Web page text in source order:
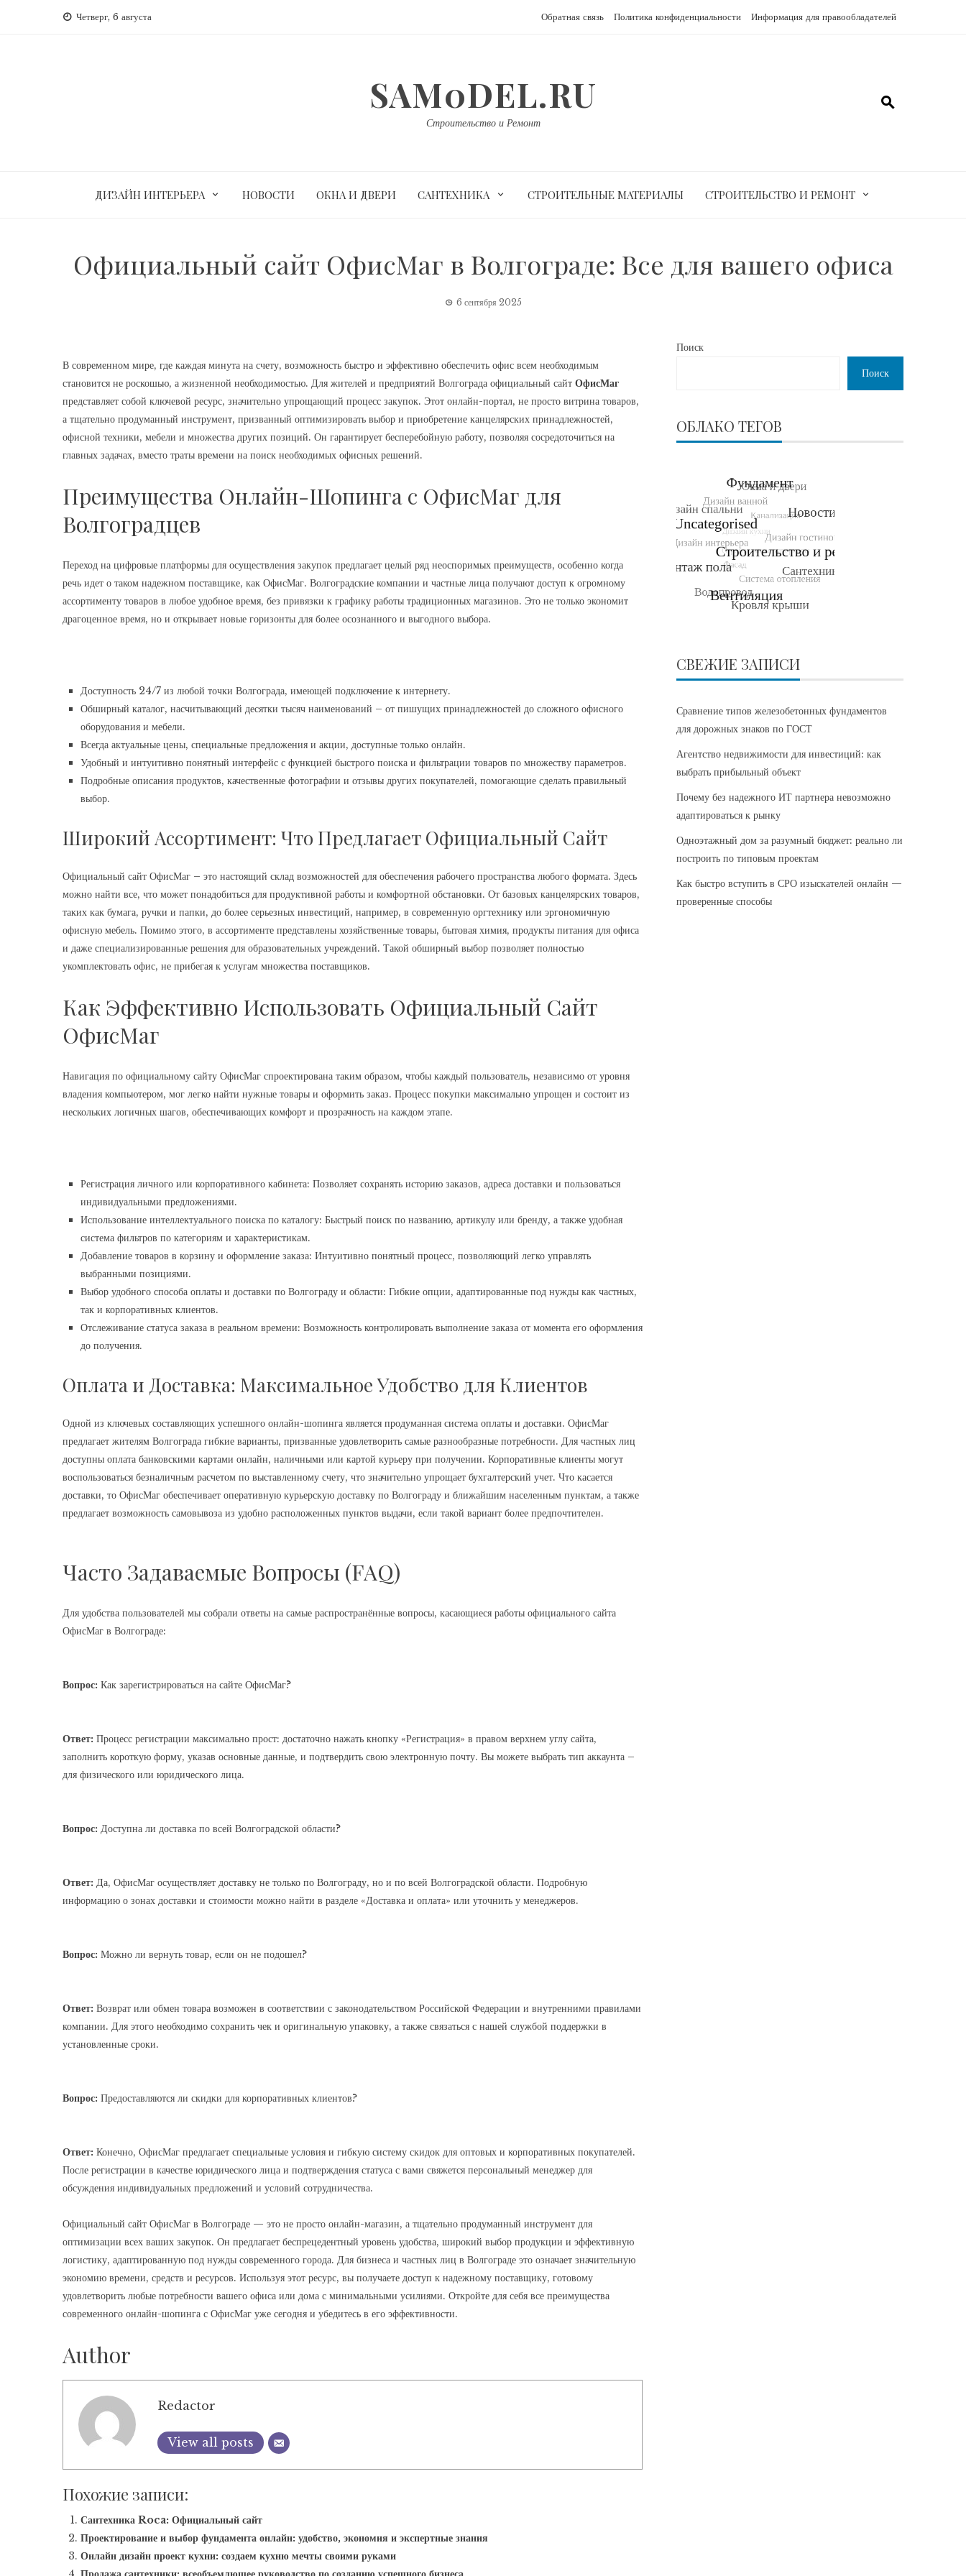
Четверг, 6 августа Обратная связь Политика конфиденциальности Информация для правообладателей
SAM0DEL.RU
Строительство и Ремонт
ДИЗАЙН ИНТЕРЬЕРА НОВОСТИ ОКНА И ДВЕРИ САНТЕХНИКА СТРОИТЕЛЬНЫЕ МАТЕРИАЛЫ СТРОИТЕЛЬСТВО И РЕМОНТ
Официальный сайт ОфисМаг в Волгограде: Все для вашего офиса
6 сентября 2025
В современном мире, где каждая минута на счету, возможность быстро и эффективно обеспечить офис всем необходимым
становится не роскошью, а жизненной необходимостью. Для жителей и предприятий Волгограда официальный сайт ОфисМаг
представляет собой ключевой ресурс, значительно упрощающий процесс закупок. Этот онлайн-портал, не просто витрина товаров,
а тщательно продуманный инструмент, призванный оптимизировать выбор и приобретение канцелярских принадлежностей,
офисной техники, мебели и множества других позиций. Он гарантирует бесперебойную работу, позволяя сосредоточиться на
главных задачах, вместо траты времени на поиск необходимых офисных решений.
Преимущества Онлайн-Шопинга с ОфисМаг для
Волгоградцев
Переход на цифровые платформы для осуществления закупок предлагает целый ряд неоспоримых преимуществ, особенно когда
речь идет о таком надежном поставщике, как ОфисМаг. Волгоградские компании и частные лица получают доступ к огромному
ассортименту товаров в любое удобное время, без привязки к графику работы традиционных магазинов. Это не только экономит
драгоценное время, но и открывает новые горизонты для более осознанного и выгодного выбора.
Доступность 24/7 из любой точки Волгограда, имеющей подключение к интернету.
Обширный каталог, насчитывающий десятки тысяч наименований – от пишущих принадлежностей до сложного офисного
оборудования и мебели.
Всегда актуальные цены, специальные предложения и акции, доступные только онлайн.
Удобный и интуитивно понятный интерфейс с функцией быстрого поиска и фильтрации товаров по множеству параметров.
Подробные описания продуктов, качественные фотографии и отзывы других покупателей, помогающие сделать правильный
выбор.
Широкий Ассортимент: Что Предлагает Официальный Сайт
Официальный сайт ОфисМаг – это настоящий склад возможностей для обеспечения рабочего пространства любого формата. Здесь
можно найти все, что может понадобиться для продуктивной работы и комфортной обстановки. От базовых канцелярских товаров,
таких как бумага, ручки и папки, до более серьезных инвестиций, например, в современную оргтехнику или эргономичную
офисную мебель. Помимо этого, в ассортименте представлены хозяйственные товары, бытовая химия, продукты питания для офиса
и даже специализированные решения для образовательных учреждений. Такой обширный выбор позволяет полностью
укомплектовать офис, не прибегая к услугам множества поставщиков.
Как Эффективно Использовать Официальный Сайт
ОфисМаг
Навигация по официальному сайту ОфисМаг спроектирована таким образом, чтобы каждый пользователь, независимо от уровня
владения компьютером, мог легко найти нужные товары и оформить заказ. Процесс покупки максимально упрощен и состоит из
нескольких логичных шагов, обеспечивающих комфорт и прозрачность на каждом этапе.
Регистрация личного или корпоративного кабинета: Позволяет сохранять историю заказов, адреса доставки и пользоваться
индивидуальными предложениями.
Использование интеллектуального поиска по каталогу: Быстрый поиск по названию, артикулу или бренду, а также удобная
система фильтров по категориям и характеристикам.
Добавление товаров в корзину и оформление заказа: Интуитивно понятный процесс, позволяющий легко управлять
выбранными позициями.
Выбор удобного способа оплаты и доставки по Волгограду и области: Гибкие опции, адаптированные под нужды как частных,
так и корпоративных клиентов.
Отслеживание статуса заказа в реальном времени: Возможность контролировать выполнение заказа от момента его оформления
до получения.
Оплата и Доставка: Максимальное Удобство для Клиентов
Одной из ключевых составляющих успешного онлайн-шопинга является продуманная система оплаты и доставки. ОфисМаг
предлагает жителям Волгограда гибкие варианты, призванные удовлетворить самые разнообразные потребности. Для частных лиц
доступны оплата банковскими картами онлайн, наличными или картой курьеру при получении. Корпоративные клиенты могут
воспользоваться безналичным расчетом по выставленному счету, что значительно упрощает бухгалтерский учет. Что касается
доставки, то ОфисМаг обеспечивает оперативную курьерскую доставку по Волгограду и ближайшим населенным пунктам, а также
предлагает возможность самовывоза из удобно расположенных пунктов выдачи, если такой вариант более предпочтителен.
Часто Задаваемые Вопросы (FAQ)
Для удобства пользователей мы собрали ответы на самые распространённые вопросы, касающиеся работы официального сайта
ОфисМаг в Волгограде:
Вопрос: Как зарегистрироваться на сайте ОфисМаг?
Ответ: Процесс регистрации максимально прост: достаточно нажать кнопку «Регистрация» в правом верхнем углу сайта,
заполнить короткую форму, указав основные данные, и подтвердить свою электронную почту. Вы можете выбрать тип аккаунта –
для физического или юридического лица.
Вопрос: Доступна ли доставка по всей Волгоградской области?
Ответ: Да, ОфисМаг осуществляет доставку не только по Волгограду, но и по всей Волгоградской области. Подробную
информацию о зонах доставки и стоимости можно найти в разделе «Доставка и оплата» или уточнить у менеджеров.
Вопрос: Можно ли вернуть товар, если он не подошел?
Ответ: Возврат или обмен товара возможен в соответствии с законодательством Российской Федерации и внутренними правилами
компании. Для этого необходимо сохранить чек и оригинальную упаковку, а также связаться с нашей службой поддержки в
установленные сроки.
Вопрос: Предоставляются ли скидки для корпоративных клиентов?
Ответ: Конечно, ОфисМаг предлагает специальные условия и гибкую систему скидок для оптовых и корпоративных покупателей.
После регистрации в качестве юридического лица и подтверждения статуса с вами свяжется персональный менеджер для
обсуждения индивидуальных предложений и условий сотрудничества.
Официальный сайт ОфисМаг в Волгограде — это не просто онлайн-магазин, а тщательно продуманный инструмент для
оптимизации всех ваших закупок. Он предлагает беспрецедентный уровень удобства, широкий выбор продукции и эффективную
логистику, адаптированную под нужды современного города. Для бизнеса и частных лиц в Волгограде это означает значительную
экономию времени, средств и ресурсов. Используя этот ресурс, вы получаете доступ к надежному поставщику, готовому
удовлетворить любые потребности вашего офиса или дома с минимальными усилиями. Откройте для себя все преимущества
современного онлайн-шопинга с ОфисМаг уже сегодня и убедитесь в его эффективности.
Author
Redactor
View all posts
Похожие записи:
Сантехника Roca: Официальный сайт
Проектирование и выбор фундамента онлайн: удобство, экономия и экспертные знания
Онлайн дизайн проект кухни: создаем кухню мечты своими руками
Поиск
Поиск
ОБЛАКО ТЕГОВ
СВЕЖИЕ ЗАПИСИ
Сравнение типов железобетонных фундаментов
для дорожных знаков по ГОСТ
Агентство недвижимости для инвестиций: как
выбрать прибыльный объект
Почему без надежного ИТ партнера невозможно
адаптироваться к рынку
Одноэтажный дом за разумный бюджет: реально ли
построить по типовым проектам
Как быстро вступить в СРО изыскателей онлайн —
проверенные способы